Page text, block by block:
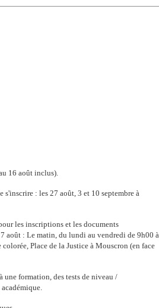
16 août inclus).
: les 27 août, 3 et 10 septembre à
les inscriptions et les documents
août : Le matin, du lundi au vendredi de 9h00 à
colorée, Place de la Justice à Mouscron (en face
une formation, des tests de niveau /